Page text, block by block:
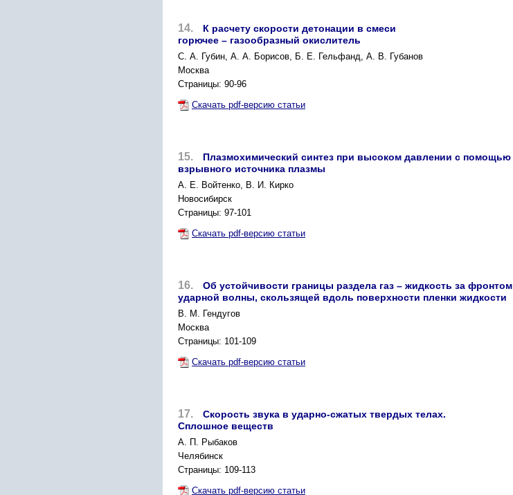
14.
К расчету скорости детонации в смеси
горючее – газообразный окислитель
C. А. Губин, А. А. Борисов, Б. Е. Гельфанд, А. В. Губанов
Москва
Страницы: 90-96
Скачать pdf-версию статьи
15.
Плазмохимический синтез при высоком давлении с помощью
взрывного источника плазмы
A. Е. Войтенко, В. И. Кирко
Новосибирск
Страницы: 97-101
Скачать pdf-версию статьи
16.
Об устойчивости границы раздела газ – жидкость за фронтом
ударной волны, скользящей вдоль поверхности пленки жидкости
B. М. Гендугов
Москва
Страницы: 101-109
Скачать pdf-версию статьи
17.
Скорость звука в ударно-сжатых твердых телах.
Сплошное веществ
А. П. Рыбаков
Челябинск
Страницы: 109-113
Скачать pdf-версию статьи